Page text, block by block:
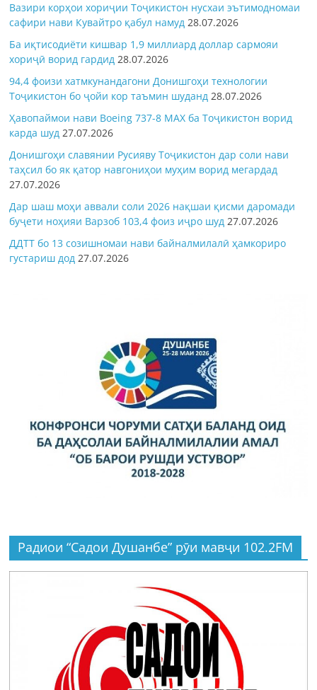
Вазири корҳои хориҷии Тоҷикистон нусхаи эътимодномаи
сафири нави Кувайтро қабул намуд 28.07.2026
Ба иқтисодиёти кишвар 1,9 миллиард доллар сармояи
хориҷӣ ворид гардид 28.07.2026
94,4 фоизи хатмкунандагони Донишгоҳи технологии
Тоҷикистон бо ҷойи кор таъмин шуданд 28.07.2026
Ҳавопаймои нави Boeing 737-8 MAX ба Тоҷикистон ворид
карда шуд 27.07.2026
Донишгоҳи славянии Русияву Тоҷикистон дар соли нави
таҳсил бо як қатор навгониҳои муҳим ворид мегардад
27.07.2026
Дар шаш моҳи аввали соли 2026 нақшаи қисми даромади
буҷети ноҳияи Варзоб 103,4 фоиз иҷро шуд 27.07.2026
ДДТТ бо 13 созишномаи нави байналмилалӣ ҳамкориро
густариш дод 27.07.2026
Радиои “Садои Душанбе” рӯи мавҷи 102.2FM